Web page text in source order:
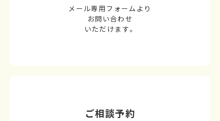
メール専用フォームより
お問い合わせ
いただけます。
ご相談予約